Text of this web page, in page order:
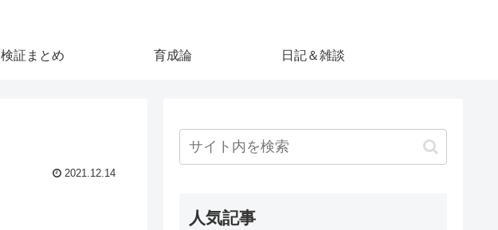
検証まとめ 育成論 日記＆雑談
2021.12.14
人気記事